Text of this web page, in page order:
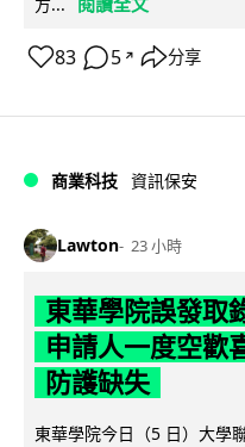
83 5 ↗ 分享
商業科技 資訊保安
Lawton 23 小時
東華學院誤發取
申請人一度空歡
防護缺失
東華學院今日（5 日）大學